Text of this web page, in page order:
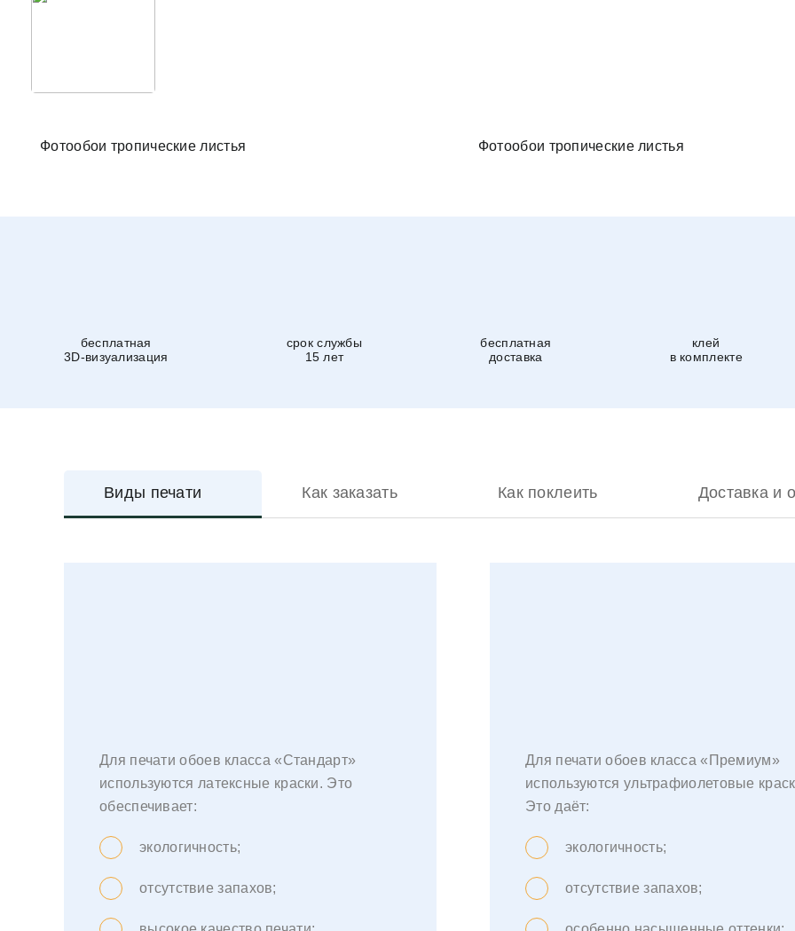
Фотообои тропические листья Фотообои тропические листья
бесплатная
3D-визуализация
срок службы
15 лет
бесплатная
доставка
клей
в комплекте
Виды печати Как заказать Как поклеить Доставка и
Для печати обоев класса «Стандарт»
используются латексные краски. Это
обеспечивает:
экологичность;
отсутствие запахов;
Для печати обоев класса «Премиум»
используются ультрафиолетовые
Это даёт:
экологичность;
отсутствие запахов;